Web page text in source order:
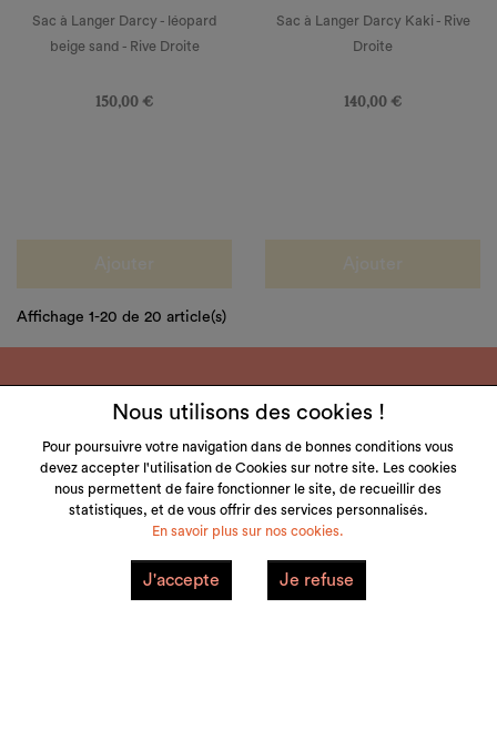
Sac à Langer Darcy - léopard
beige sand - Rive Droite
150,00 €
Sac à Langer Darcy Kaki - Rive
Droite
140,00 €
Affichage 1-20 de 20 article(s)
LITTLE & TALL
SERVICE CLIENT
NOS MARQUES
Nous utilisons des cookies !
Pour poursuivre votre navigation dans de bonnes conditions vous
devez accepter l'utilisation de Cookies sur notre site. Les cookies
nous permettent de faire fonctionner le site, de recueillir des
statistiques, et de vous offrir des services personnalisés.
En savoir plus sur nos cookies.
J'accepte Je refuse